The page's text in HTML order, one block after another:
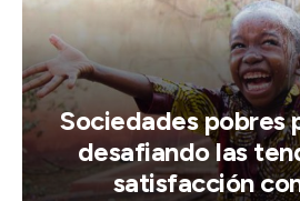
Sociedades pobres
desafiando las
satisfacción